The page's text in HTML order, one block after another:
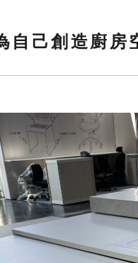
自己創造廚房